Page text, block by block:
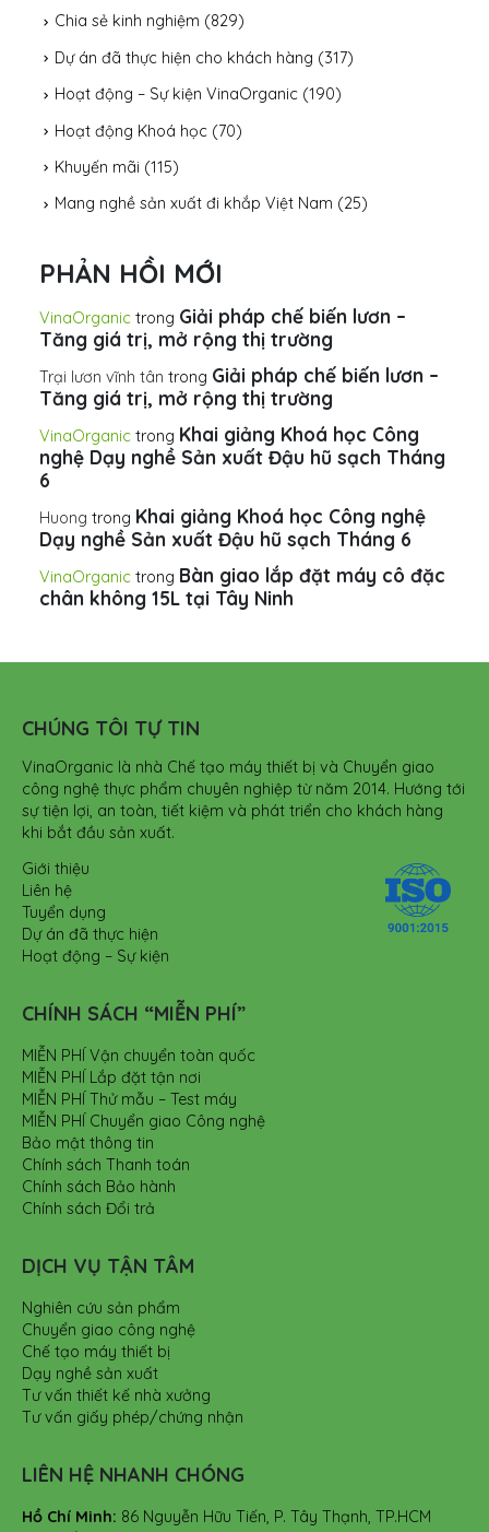
Chia sẻ kinh nghiệm (829)
Dự án đã thực hiện cho khách hàng (317)
Hoạt động – Sự kiện VinaOrganic (190)
Hoạt động Khoá học (70)
Khuyến mãi (115)
Mang nghề sản xuất đi khắp Việt Nam (25)
PHẢN HỒI MỚI
VinaOrganic trong Giải pháp chế biến lươn –
Tăng giá trị, mở rộng thị trường
Trại lươn vĩnh tân trong Giải pháp chế biến lươn –
Tăng giá trị, mở rộng thị trường
VinaOrganic trong Khai giảng Khoá học Công
nghệ Dạy nghề Sản xuất Đậu hũ sạch Tháng
6
Huong trong Khai giảng Khoá học Công nghệ
Dạy nghề Sản xuất Đậu hũ sạch Tháng 6
VinaOrganic trong Bàn giao lắp đặt máy cô đặc
chân không 15L tại Tây Ninh
CHÚNG TÔI TỰ TIN
VinaOrganic là nhà Chế tạo máy thiết bị và Chuyển giao
công nghệ thực phẩm chuyên nghiệp từ năm 2014. Hướng tới
sự tiện lợi, an toàn, tiết kiệm và phát triển cho khách hàng
khi bắt đầu sản xuất.
Giới thiệu
Liên hệ
Tuyển dụng
Dự án đã thực hiện
Hoạt động – Sự kiện
CHÍNH SÁCH “MIỄN PHÍ”
MIỄN PHÍ Vận chuyển toàn quốc
MIỄN PHÍ Lắp đặt tận nơi
MIỄN PHÍ Thử mẫu – Test máy
MIỄN PHÍ Chuyển giao Công nghệ
Bảo mật thông tin
Chính sách Thanh toán
Chính sách Bảo hành
Chính sách Đổi trả
DỊCH VỤ TẬN TÂM
Nghiên cứu sản phẩm
Chuyển giao công nghệ
Chế tạo máy thiết bị
Dạy nghề sản xuất
Tư vấn thiết kế nhà xưởng
Tư vấn giấy phép/chứng nhận
LIÊN HỆ NHANH CHÓNG
Hồ Chí Minh: 86 Nguyễn Hữu Tiến, P. Tây Thạnh, TP.HCM